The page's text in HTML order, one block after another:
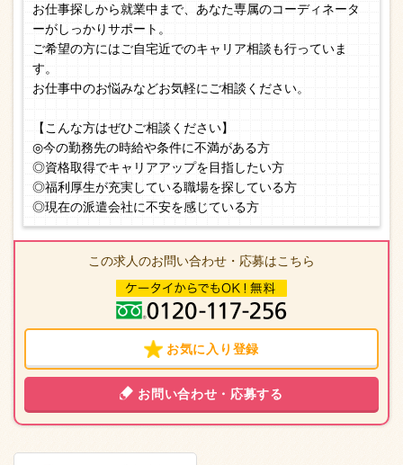
お仕事探しから就業中まで、あなた専属のコーディネータ
ーがしっかりサポート。
ご希望の方にはご自宅近でのキャリア相談も行っていま
す。
お仕事中のお悩みなどお気軽にご相談ください。
【こんな方はぜひご相談ください】
◎今の勤務先の時給や条件に不満がある方
◎資格取得でキャリアアップを目指したい方
◎福利厚生が充実している職場を探している方
◎現在の派遣会社に不安を感じている方
この求人のお問い合わせ・応募はこちら
お気に入り登録
お問い合わせ・応募する